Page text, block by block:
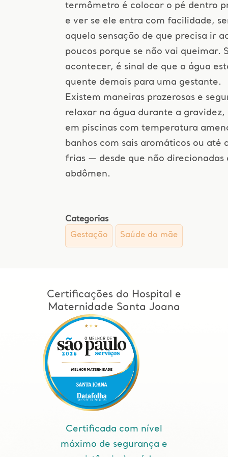
termômetro é colocar o pé dentro
e ver se ele entra com facilidade,
aquela sensação de que precisa ir
poucos porque se não vai queimar.
acontecer, é sinal de que a água
quente demais para uma gestante.
Existem maneiras prazerosas e
relaxar na água durante a gravidez,
em piscinas com temperatura
banhos com sais aromáticos ou até
frias — desde que não direcionadas
abdômen.
Categorias
Gestação
Saúde da mãe
Certificações do Hospital e
Maternidade Santa Joana
Certificada com nível
máximo de segurança e